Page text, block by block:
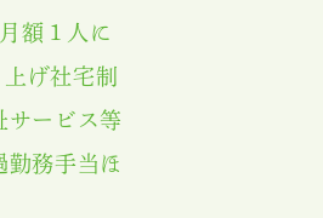
額１人に
げ社宅制
サービス等
務手当ほ